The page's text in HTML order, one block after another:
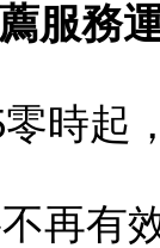
服務
時起
再有